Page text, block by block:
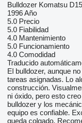
Bulldozer Komatsu
1996 Año
5.0 Precio
5.0 Fiabilidad
4.0 Mantenimiento
5.0 Funcionamiento
4.0 Comodidad
Traducido
El bulldozer, aunque
tareas asignadas. Lo
construcción.
ni óxido, pero esto
bulldozer y los
equipo es confiable.
queda colgado.